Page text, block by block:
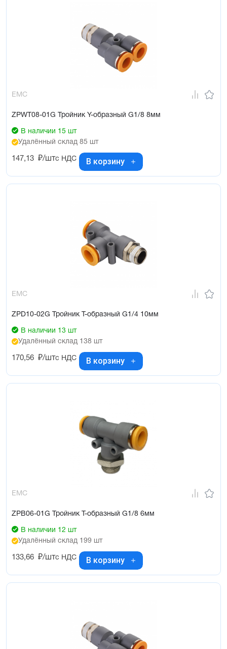
EMC
ZPWT08-01G Тройник Y-образный G1/8 8мм
В наличии 15 шт
Удалённый склад 85 шт
147,13 ₽/штс НДС В корзину
EMC
ZPD10-02G Тройник Т-образный G1/4 10мм
В наличии 13 шт
Удалённый склад 138 шт
170,56 ₽/штс НДС В корзину
EMC
ZPB06-01G Тройник Т-образный G1/8 6мм
В наличии 12 шт
Удалённый склад 199 шт
133,66 ₽/штс НДС В корзину